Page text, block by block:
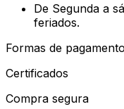
De Segunda a
feriados.
Formas de pagamento
Certificados
Compra segura